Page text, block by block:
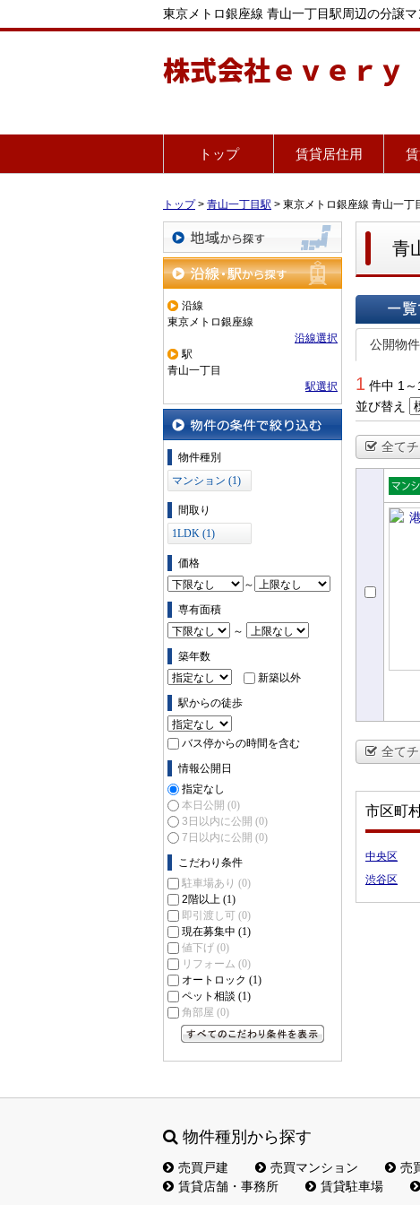
東京メトロ銀座線 青山一丁目駅周辺の分譲
株式会社ｅｖｅｒｙ
トップ 賃貸居住用
トップ> 青山一丁目駅 > 東京メトロ銀座線 青山一丁
地域から探す
沿線・駅から探す
沿線
東京メトロ銀座線
沿線選択
駅
青山一丁目
駅選択
物件の条件で絞り込む
物件種別
マンション (1)
間取り
1LDK (1)
価格
～
専有面積
～
築年数
新築以外
駅からの徒歩
バス停からの時間を含む
情報公開日
指定なし
本日公開 (0)
3日以内に公開 (0)
7日以内に公開 (0)
こだわり条件
駐車場あり (0)
2階以上 (1)
即引渡し可 (0)
現在募集中 (1)
値下げ (0)
リフォーム (0)
オートロック (1)
ペット相談 (1)
角部屋 (0)
青
一覧で表示
公開物件
1 件中 1
並び替え
全て
売マ
ョン
全て
市区町
中央区
渋谷区
物件種別から探す
売買戸建 売買マンション 売
賃貸店舗・事務所
賃貸駐車場